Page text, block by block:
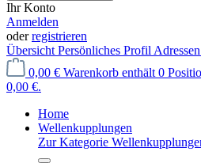
Ihr Konto
Anmelden
oderregistrieren
Übersicht Persönliches Profil Adressen
0,00 € Warenkorb enthält 0
0,00 €.
Home
Wellenkupplungen
Zur Kategorie